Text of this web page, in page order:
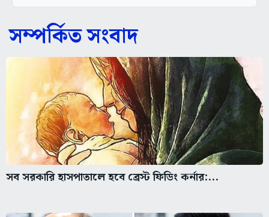
সম্পর্কিত সংবাদ
সব সরকারি হাসপাতালে হবে ব্রেস্ট ফিডিং কর্নার:...